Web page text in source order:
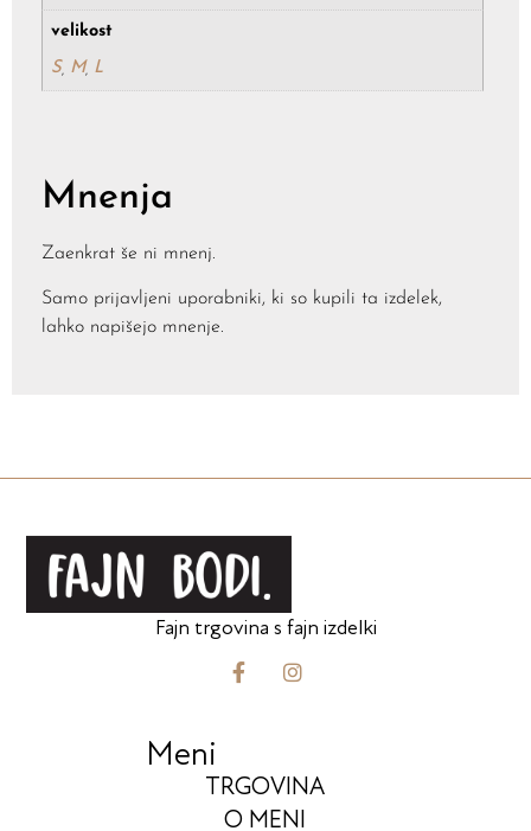
velikost
S, M, L
Mnenja
Zaenkrat še ni mnenj.
Samo prijavljeni uporabniki, ki so kupili ta izdelek,
lahko napišejo mnenje.
Fajn trgovina s fajn izdelki
Meni
TRGOVINA
O MENI